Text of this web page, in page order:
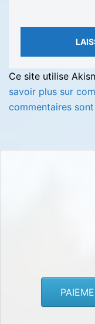
Ce site utilise
savoir plus sur
commentaires